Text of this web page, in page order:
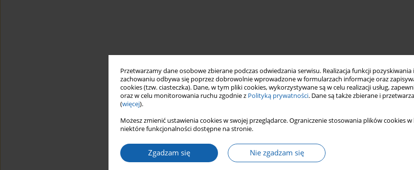
Przetwarzamy dane osobowe zbierane podczas odwiedzania serwisu. Realizacja funkcji
zachowaniu odbywa się poprzez dobrowolnie wprowadzone w formularzach informacje oraz
cookies (tzw. ciasteczka). Dane, w tym pliki cookies, wykorzystywane są w celu realizacji usług,
oraz w celu monitorowania ruchu zgodnie z Polityką prywatności. Dane są także zbierane i
(więcej).
Możesz zmienić ustawienia cookies w swojej przeglądarce. Ograniczenie stosowania plików cookies
niektóre funkcjonalności dostępne na stronie.
Zgadzam się Nie zgadzam się